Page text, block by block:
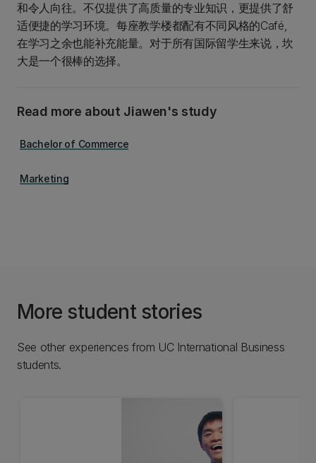
和令人向往。不仅提供了高质量的专业知识，更提供了舒
适便捷的学习环境。每座教学楼都配有不同风格的Café,
在学习之余也能补充能量。对于所有国际留学生来说，坎
大是一个很棒的选择。
Read more about Jiawen's study
Bachelor of Commerce
Marketing
More student stories
See other experiences from UC International Business
students.